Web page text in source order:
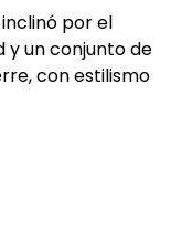
por el
y un conjunto de
con estilismo